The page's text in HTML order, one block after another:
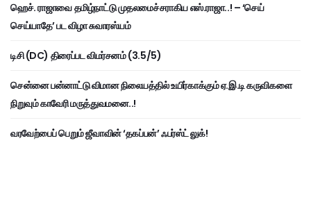
ஹெச். ராஜாவை தமிழ்நாட்டு முதலமைச்சராகிய எஸ்.ராஜா..! – ‘செய்
செய்யாதே’ பட விழா சுவாரஸ்யம்
டிசி (DC) திரைப்பட விமர்சனம் (3.5/5)
சென்னை பன்னாட்டு விமான நிலையத்தில் உயிர்காக்கும் ஏ.இ.டி கருவிகளை
நிறுவும் காவேரி மருத்துவமனை..!
வரவேற்பைப் பெறும் ஜீவாவின் ‘தகப்பன்’ ஃபர்ஸ்ட் லுக்!